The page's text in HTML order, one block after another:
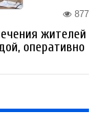
877
жителей
оперативно